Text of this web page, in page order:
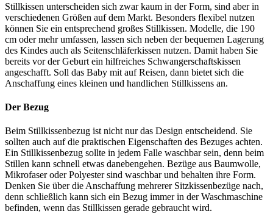
Stillkissen unterscheiden sich zwar kaum in der Form, sind aber in
verschiedenen Größen auf dem Markt. Besonders flexibel nutzen
können Sie ein entsprechend großes Stillkissen. Modelle, die 190
cm oder mehr umfassen, lassen sich neben der bequemen Lagerung
des Kindes auch als Seitenschläferkissen nutzen. Damit haben Sie
bereits vor der Geburt ein hilfreiches Schwangerschaftskissen
angeschafft. Soll das Baby mit auf Reisen, dann bietet sich die
Anschaffung eines kleinen und handlichen Stillkissens an.
Der Bezug
Beim Stillkissenbezug ist nicht nur das Design entscheidend. Sie
sollten auch auf die praktischen Eigenschaften des Bezuges achten.
Ein Stillkissenbezug sollte in jedem Falle waschbar sein, denn beim
Stillen kann schnell etwas danebengehen. Bezüge aus Baumwolle,
Mikrofaser oder Polyester sind waschbar und behalten ihre Form.
Denken Sie über die Anschaffung mehrerer Sitzkissenbezüge nach,
denn schließlich kann sich ein Bezug immer in der Waschmaschine
befinden, wenn das Stillkissen gerade gebraucht wird.